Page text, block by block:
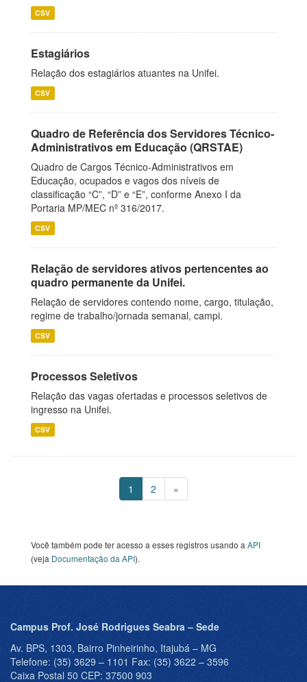
CSV
Estagiários
Relação dos estagiários atuantes na Unifei.
CSV
Quadro de Referência dos Servidores Técnico-
Administrativos em Educação (QRSTAE)
Quadro de Cargos Técnico-Administrativos em
Educação, ocupados e vagos dos níveis de
classificação “C”, “D” e “E”, conforme Anexo I da
Portaria MP/MEC nº 316/2017.
CSV
Relação de servidores ativos pertencentes ao
quadro permanente da Unifei.
Relação de servidores contendo nome, cargo, titulação,
regime de trabalho/jornada semanal, campi.
CSV
Processos Seletivos
Relação das vagas ofertadas e processos seletivos de
ingresso na Unifei.
CSV
1 2 »
Você também pode ter acesso a esses registros usando a API
(veja Documentação da API).
Campus Prof. José Rodrigues Seabra – Sede
Av. BPS, 1303, Bairro Pinheirinho, Itajubá – MG
Telefone: (35) 3629 – 1101 Fax: (35) 3622 – 3596
Caixa Postal 50 CEP: 37500 903